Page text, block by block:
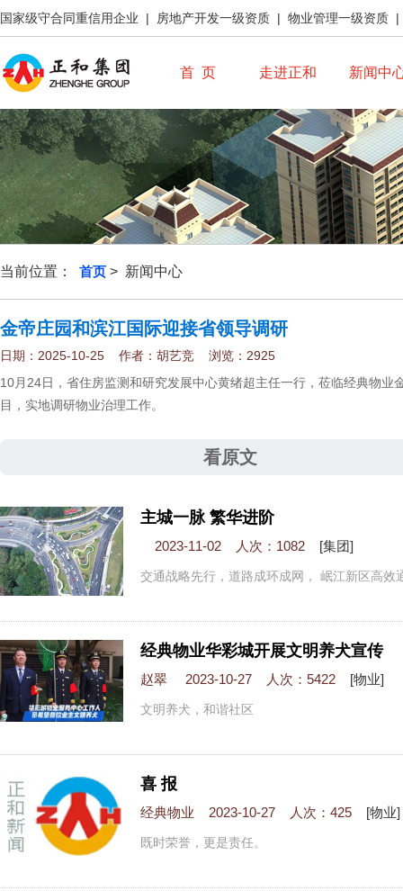
国家级守合同重信用企业 | 房地产开发一级资质 | 物业管理一级资质 |
首 页 走进正和 新闻中
当前位置： 首页 > 新闻中心
金帝庄园和滨江国际迎接省领导调研
日期：2025-10-25 作者：胡艺竞 浏览：2925
10月24日，省住房监测和研究发展中心黄绪超主任一行，莅临经典物业
目，实地调研物业治理工作。
看原文
主城一脉 繁华进阶
2023-11-02 人次：1082 [集团]
交通战略先行，道路成环成网， 岷江新区高效
经典物业华彩城开展文明养犬宣传
赵翠 2023-10-27 人次：5422 [物业]
文明养犬，和谐社区
喜 报
经典物业 2023-10-27 人次：425 [物业]
既时荣誉，更是责任。